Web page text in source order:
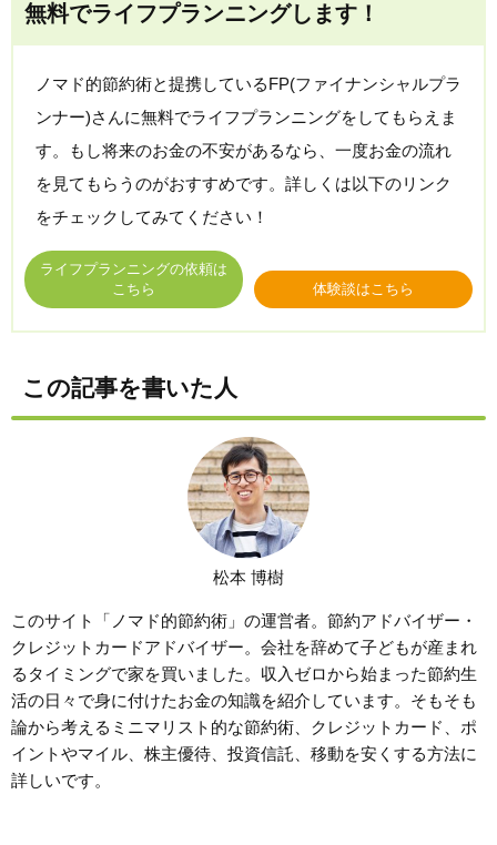
無料でライフプランニングします！
ノマド的節約術と提携しているFP(ファイナンシャルプラ
ンナー)さんに無料でライフプランニングをしてもらえま
す。もし将来のお金の不安があるなら、一度お金の流れ
を見てもらうのがおすすめです。詳しくは以下のリンク
をチェックしてみてください！
ライフプランニングの依頼は
こちら
体験談はこちら
この記事を書いた人
松本 博樹
このサイト「ノマド的節約術」の運営者。節約アドバイザー・
クレジットカードアドバイザー。会社を辞めて子どもが産まれ
るタイミングで家を買いました。収入ゼロから始まった節約生
活の日々で身に付けたお金の知識を紹介しています。そもそも
論から考えるミニマリスト的な節約術、クレジットカード、ポ
イントやマイル、株主優待、投資信託、移動を安くする方法に
詳しいです。